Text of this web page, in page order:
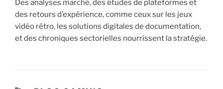
Des analyses marché, des études de plateformes et
des retours d’expérience, comme ceux sur les jeux
vidéo rétro, les solutions digitales de documentation,
et des chroniques sectorielles nourrissent la stratégie.